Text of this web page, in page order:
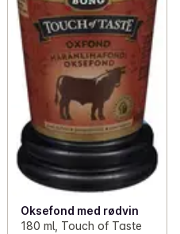
Oksefond med rødvin
180 ml, Touch of Taste